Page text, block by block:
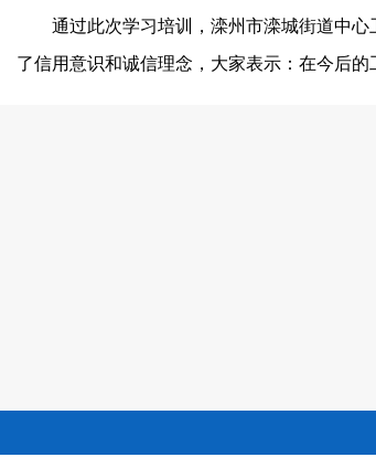
通过此次学习培训，滦州市滦城街道中
了信用意识和诚信理念，大家表示：在今后